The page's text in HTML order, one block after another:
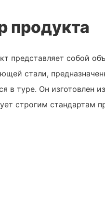
продукта
представляет собой
стали,
в туре. Он изготовлен
строгим стандартам